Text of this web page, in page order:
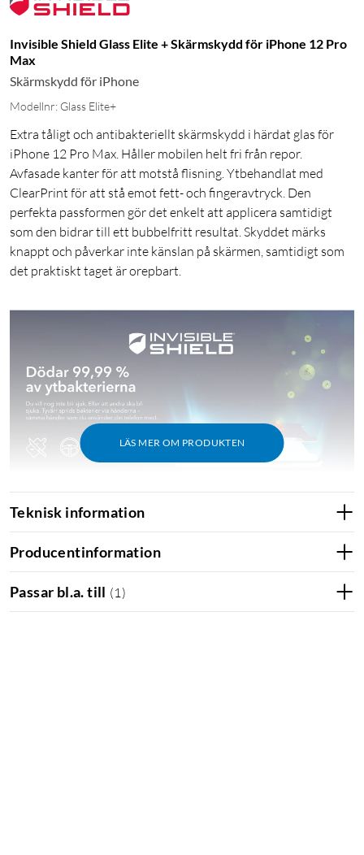
Invisible Shield Glass Elite + Skärmskydd för iPhone 12 Pro
Max
Skärmskydd för iPhone
Modellnr: Glass Elite+
Extra tåligt och antibakteriellt skärmskydd i härdat glas för
iPhone 12 Pro Max. Håller mobilen helt fri från repor.
Avfasade kanter för att motstå flisning. Ytbehandlat med
ClearPrint för att stå emot fett- och fingeravtryck. Den
perfekta passformen gör det enkelt att applicera samtidigt
som den bidrar till ett bubbelfritt resultat. Skyddet märks
knappt och påverkar inte känslan på skärmen, samtidigt som
det praktiskt taget är orepbart.
LÄS MER OM PRODUKTEN
Teknisk information
Producentinformation
Passar bl.a. till (1 )